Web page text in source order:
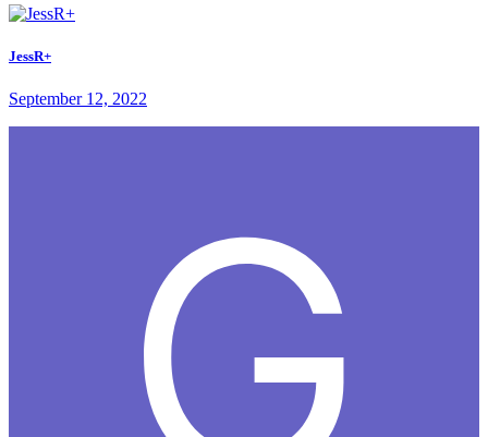
JessR+
September 12, 2022